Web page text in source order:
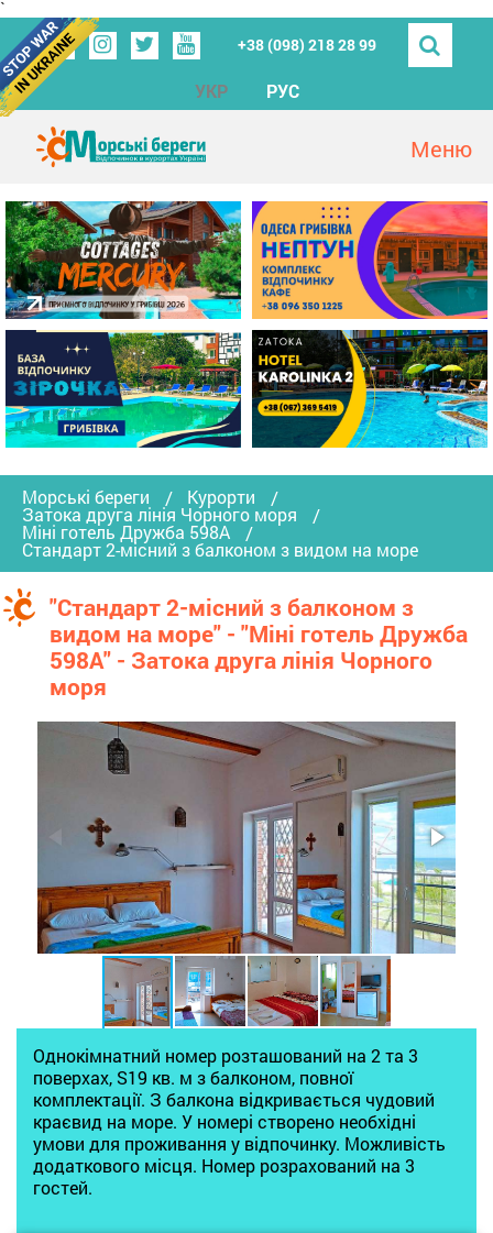
`
+38 (098) 218 28 99
УКР РУС
Морські береги Курорти
Затока друга лінія Чорного моря
Міні готель Дружба 598А
Стандарт 2-місний з балконом з видом на море
"Стандарт 2-місний з балконом з
видом на море" - "Міні готель Дружба
598А" - Затока друга лінія Чорного
моря
Однокімнатний номер розташований на 2 та 3
поверхах, S19 кв. м з балконом, повної
комплектації. З балкона відкривається чудовий
краєвид на море. У номері створено необхідні
умови для проживання у відпочинку. Можливість
додаткового місця. Номер розрахований на 3
гостей.